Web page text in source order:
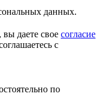
данных.
даете свое согласие
с
по